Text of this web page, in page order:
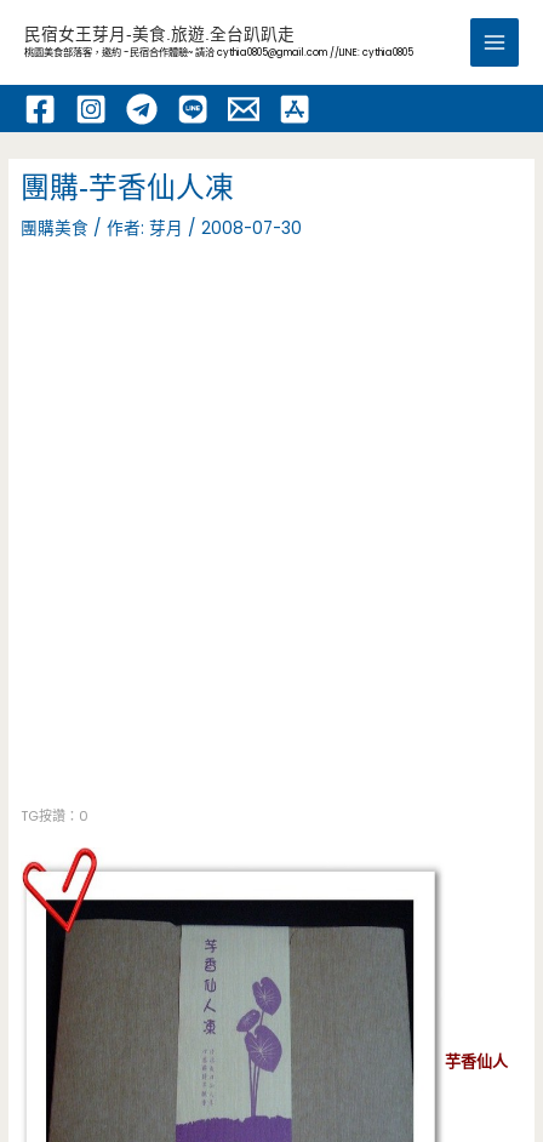
內
民宿女王芽月-美食.旅遊.全台趴趴走
桃園美食部落客，邀約 -民宿合作體驗~ 請洽cythia0805@gmail.com //LINE: cythia0805
Main
團購-芋香仙人凍
團購美食 / 作者:芽月 /2008-07-30
TG按讚：0
芋香仙人